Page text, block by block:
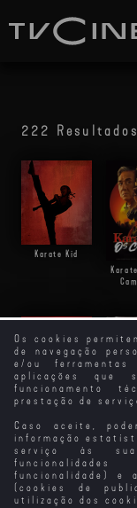
Os cookies
de navegação
e/ou
aplicações que
funcionamento
prestação de
Caso aceite,
informação
serviço às
funcionalidade) e
(cookies de
utilização dos
222 Resultados
Karate Kid
Momento da
Verdade 3
Killing